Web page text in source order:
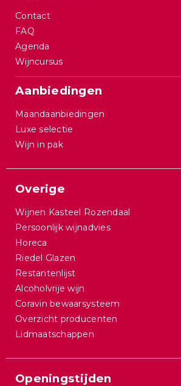
Contact
FAQ
Agenda
Wijncursus
Aanbiedingen
Maandaanbiedingen
Luxe selectie
Wijn in pak
Overige
Wijnen Kasteel Rozendaal
Persoonlijk wijnadvies
Horeca
Riedel Glazen
Restantenlijst
Alcoholvrije wijn
Coravin bewaarsysteem
Overzicht producenten
Lidmaatschappen
Openingstijden